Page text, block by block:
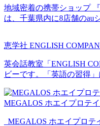
地域密着の携帯ショップ
は、千葉県内に8店舗のau
恵学社 ENGLISH
英会話教室「ENGLISH
ビーです。「英語の習得
MEGALOS ホエイプロテ
MEGALOS ホエイプロ